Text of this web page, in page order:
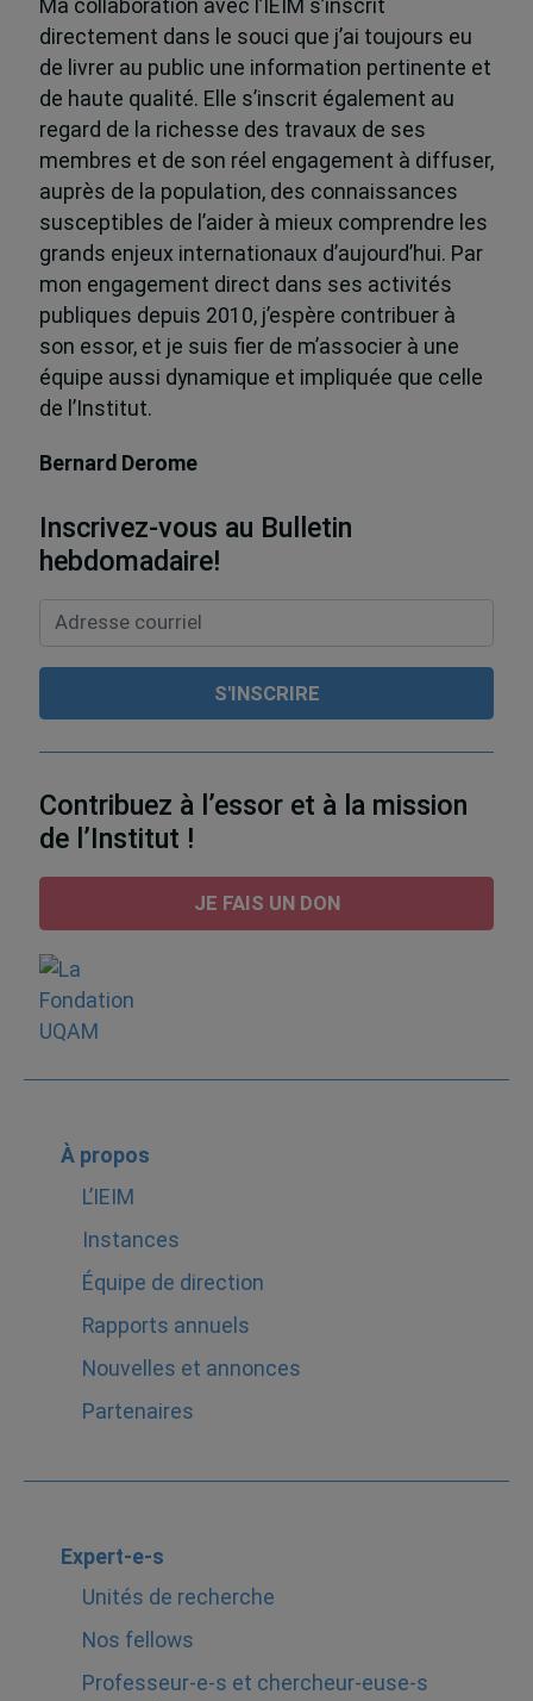
Ma collaboration avec l’IEIM s’inscrit
directement dans le souci que j’ai toujours eu
de livrer au public une information pertinente et
de haute qualité. Elle s’inscrit également au
regard de la richesse des travaux de ses
membres et de son réel engagement à diffuser,
auprès de la population, des connaissances
susceptibles de l’aider à mieux comprendre les
grands enjeux internationaux d’aujourd’hui. Par
mon engagement direct dans ses activités
publiques depuis 2010, j’espère contribuer à
son essor, et je suis fier de m’associer à une
équipe aussi dynamique et impliquée que celle
de l’Institut.
Bernard Derome
Inscrivez-vous au Bulletin
hebdomadaire!
Contribuez à l’essor et à la mission
de l’Institut !
JE FAIS UN DON
À propos
L’IEIM
Instances
Équipe de direction
Rapports annuels
Nouvelles et annonces
Partenaires
Expert-e-s
Unités de recherche
Nos fellows
Professeur-e-s et chercheur-euse-s